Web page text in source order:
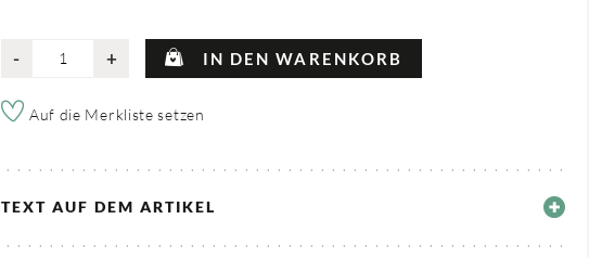
- + IN DEN WARENKORB
Auf die Merkliste setzen
TEXT AUF DEM ARTIKEL